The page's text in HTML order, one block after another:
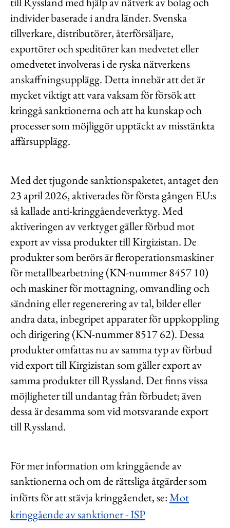
individer baserade i andra länder. Svenska
tillverkare, distributörer, återförsäljare,
exportörer och speditörer kan medvetet eller
omedvetet involveras i de ryska nätverkens
anskaffningsupplägg. Detta innebär att det är
mycket viktigt att vara vaksam för försök att
kringgå sanktionerna och att ha kunskap och
processer som möjliggör upptäckt av misstänkta
affärsupplägg.
Med det tjugonde sanktionspaketet, antaget den
23 april 2026, aktiverades för första gången EU:s
så kallade anti-kringgåendeverktyg. Med
aktiveringen av verktyget gäller förbud mot
export av vissa produkter till Kirgizistan. De
produkter som berörs är fleroperationsmaskiner
för metallbearbetning (KN-nummer 8457 10)
och maskiner för mottagning, omvandling och
sändning eller regenerering av tal, bilder eller
andra data, inbegripet apparater för uppkoppling
och dirigering (KN-nummer 8517 62). Dessa
produkter omfattas nu av samma typ av förbud
vid export till Kirgizistan som gäller export av
samma produkter till Ryssland. Det finns vissa
möjligheter till undantag från förbudet; även
dessa är desamma som vid motsvarande export
till Ryssland.
För mer information om kringgående av
sanktionerna och om de rättsliga åtgärder som
införts för att stävja kringgåendet, se:Mot
kringgående av sanktioner - ISP